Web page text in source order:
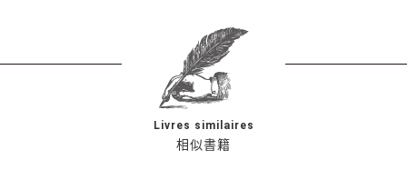
相似書籍
Livres similaires